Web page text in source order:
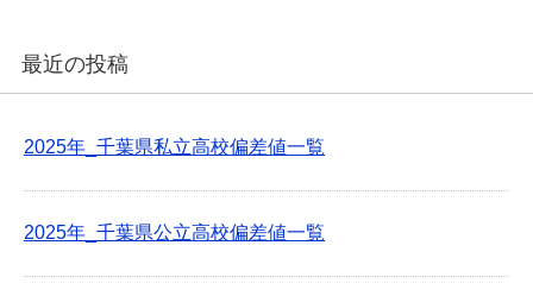
最近の投稿
2025年_千葉県私立高校偏差値一覧
2025年_千葉県公立高校偏差値一覧